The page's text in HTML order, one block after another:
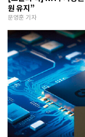
원 유지”
문영훈 기자